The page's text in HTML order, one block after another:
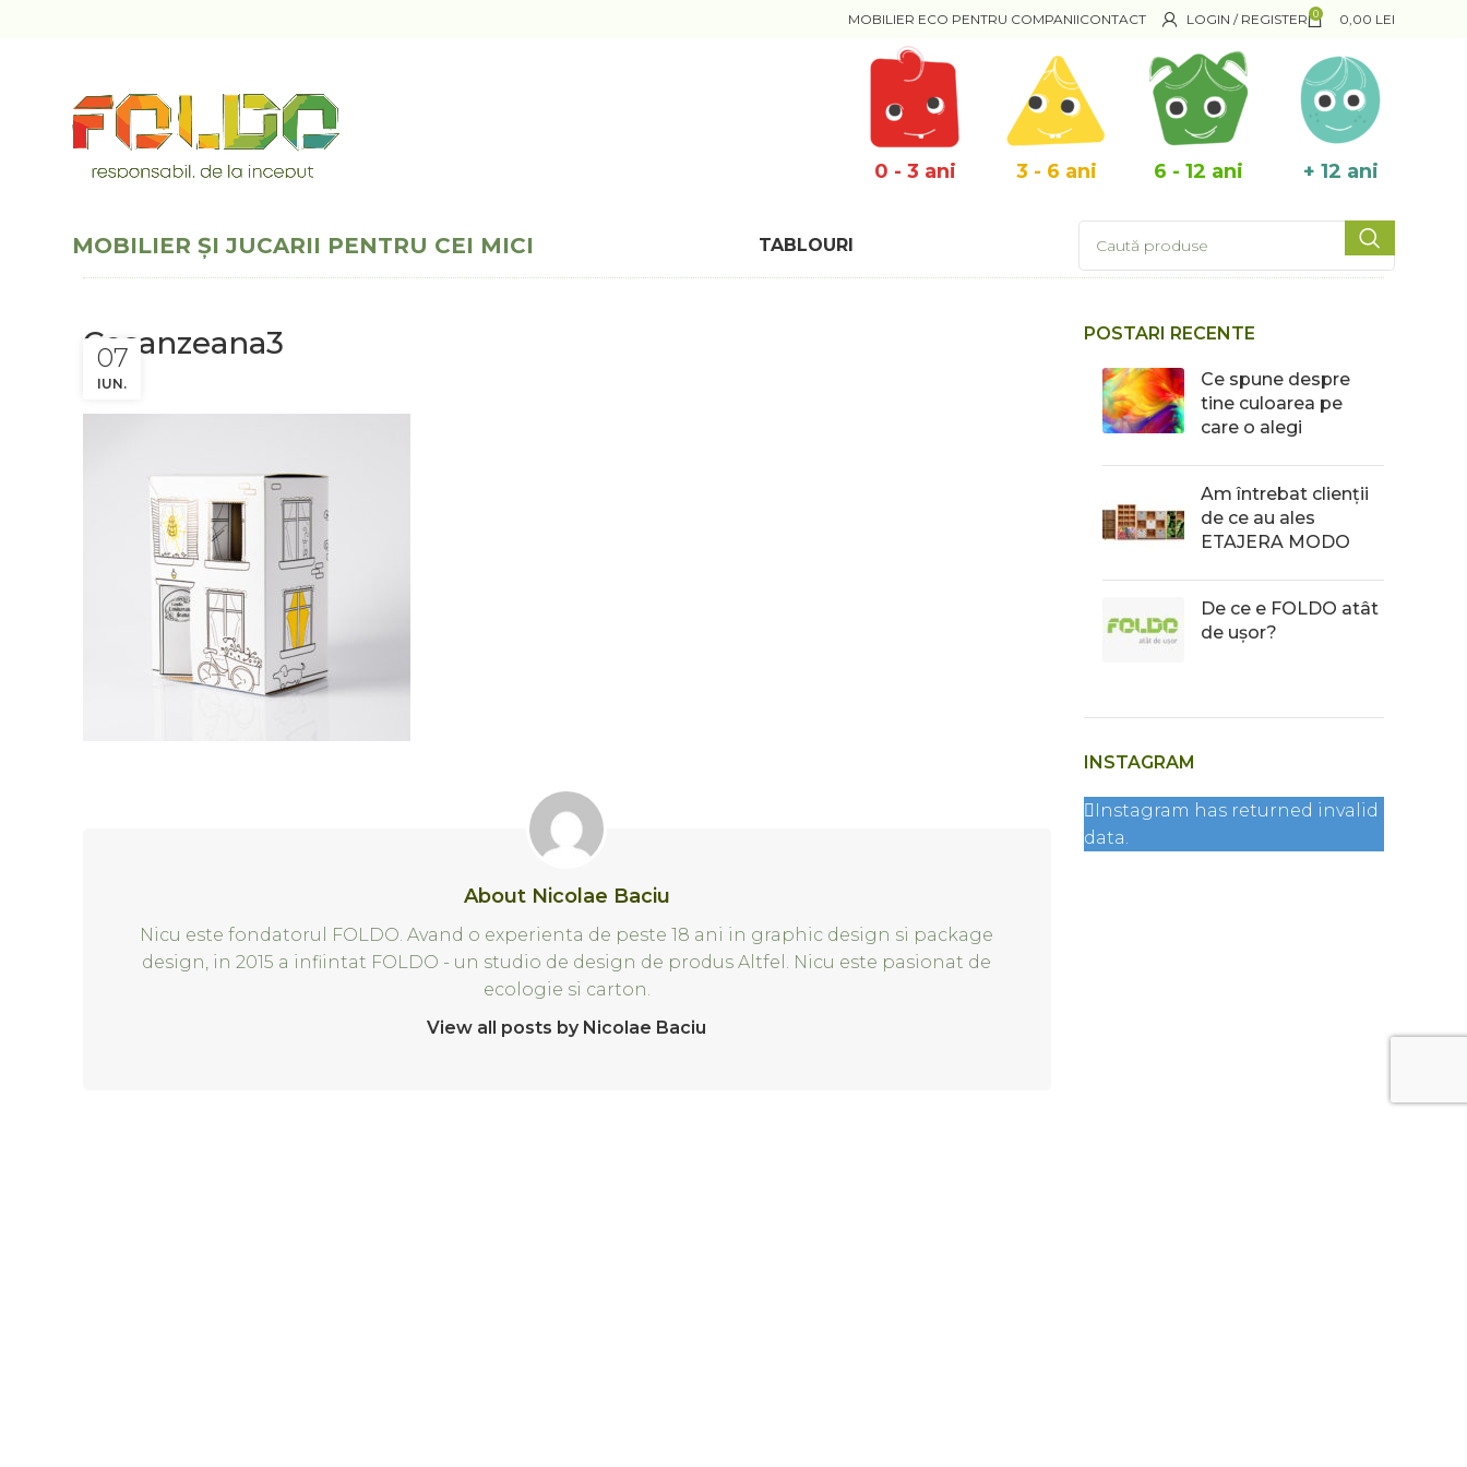
MOBILIER ECO PENTRU COMPANIICONTACT LOGIN / REGISTER 0 0,00 LEI
0 - 3 ani 3 - 6 ani 6 - 12 ani + 12 ani
MOBILIER ȘI JUCARII PENTRU CEI MICI TABLOURI
Cosanzeana3
07
IUN.
About Nicolae Baciu
Nicu este fondatorul FOLDO. Avand o experienta de peste 18 ani in graphic design si package
design, in 2015 a infiintat FOLDO - un studio de design de produs Altfel. Nicu este pasionat de
ecologie si carton.
View all posts by Nicolae Baciu
POSTARI RECENTE
Ce spune despre
tine culoarea pe
care o alegi
Am întrebat clienții
de ce au ales
ETAJERA MODO
De ce e FOLDO atât
de ușor?
INSTAGRAM
Instagram has returned invalid
data.